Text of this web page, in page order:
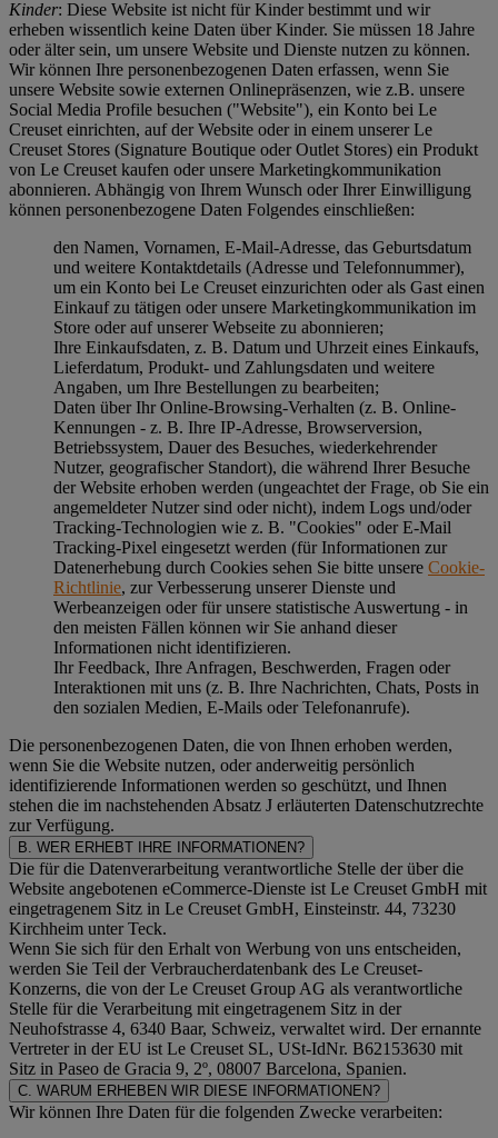
Kinder: Diese Website ist nicht für Kinder bestimmt und wir
erheben wissentlich keine Daten über Kinder. Sie müssen 18 Jahre
oder älter sein, um unsere Website und Dienste nutzen zu können.
Wir können Ihre personenbezogenen Daten erfassen, wenn Sie
unsere Website sowie externen Onlinepräsenzen, wie z.B. unsere
Social Media Profile besuchen ("Website"), ein Konto bei Le
Creuset einrichten, auf der Website oder in einem unserer Le
Creuset Stores (Signature Boutique oder Outlet Stores) ein Produkt
von Le Creuset kaufen oder unsere Marketingkommunikation
abonnieren. Abhängig von Ihrem Wunsch oder Ihrer Einwilligung
können personenbezogene Daten Folgendes einschließen:
den Namen, Vornamen, E-Mail-Adresse, das Geburtsdatum
und weitere Kontaktdetails (Adresse und Telefonnummer),
um ein Konto bei Le Creuset einzurichten oder als Gast einen
Einkauf zu tätigen oder unsere Marketingkommunikation im
Store oder auf unserer Webseite zu abonnieren;
Ihre Einkaufsdaten, z. B. Datum und Uhrzeit eines Einkaufs,
Lieferdatum, Produkt- und Zahlungsdaten und weitere
Angaben, um Ihre Bestellungen zu bearbeiten;
Daten über Ihr Online-Browsing-Verhalten (z. B. Online-
Kennungen - z. B. Ihre IP-Adresse, Browserversion,
Betriebssystem, Dauer des Besuches, wiederkehrender
Nutzer, geografischer Standort), die während Ihrer Besuche
der Website erhoben werden (ungeachtet der Frage, ob Sie ein
angemeldeter Nutzer sind oder nicht), indem Logs und/oder
Tracking-Technologien wie z. B. "Cookies" oder E-Mail
Tracking-Pixel eingesetzt werden (für Informationen zur
Datenerhebung durch Cookies sehen Sie bitte unsere Cookie-
Richtlinie, zur Verbesserung unserer Dienste und
Werbeanzeigen oder für unsere statistische Auswertung - in
den meisten Fällen können wir Sie anhand dieser
Informationen nicht identifizieren.
Ihr Feedback, Ihre Anfragen, Beschwerden, Fragen oder
Interaktionen mit uns (z. B. Ihre Nachrichten, Chats, Posts in
den sozialen Medien, E-Mails oder Telefonanrufe).
Die personenbezogenen Daten, die von Ihnen erhoben werden,
wenn Sie die Website nutzen, oder anderweitig persönlich
identifizierende Informationen werden so geschützt, und Ihnen
stehen die im nachstehenden Absatz J erläuterten Datenschutzrechte
zur Verfügung.
B. WER ERHEBT IHRE INFORMATIONEN?
Die für die Datenverarbeitung verantwortliche Stelle der über die
Website angebotenen eCommerce-Dienste ist Le Creuset GmbH mit
eingetragenem Sitz in Le Creuset GmbH, Einsteinstr. 44, 73230
Kirchheim unter Teck.
Wenn Sie sich für den Erhalt von Werbung von uns entscheiden,
werden Sie Teil der Verbraucherdatenbank des Le Creuset-
Konzerns, die von der Le Creuset Group AG als verantwortliche
Stelle für die Verarbeitung mit eingetragenem Sitz in der
Neuhofstrasse 4, 6340 Baar, Schweiz, verwaltet wird. Der ernannte
Vertreter in der EU ist Le Creuset SL, USt-IdNr. B62153630 mit
Sitz in Paseo de Gracia 9, 2º, 08007 Barcelona, Spanien.
C. WARUM ERHEBEN WIR DIESE INFORMATIONEN?
Wir können Ihre Daten für die folgenden Zwecke verarbeiten: